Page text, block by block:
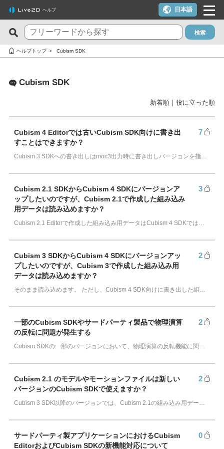
ヘルプ
新着のFAQ
サードパーティ製アプリケーションにおけるCubism Editorおよ
Cookie同意の設定内容を変更したい
alpha版のCubism Editorで作成したファイル(cmo3,can3,moc3)
は他のバージョンでも開けますか？
AIが使われたコンテンツでCubism EditorやCubism SDK、サン
プルモデルを使いたいのですが、問題ありますか？
RLM_DIAGNOSTICS.logの確認方法
役に立った質問TOP10
が表示される
ライセンスキー1つでPC複数台は利用できる？
トライアル版とフリー版の違いは？
解約したい（更新停止にしたい）
ライセンスを解除したい / 新しいPCに移行したい
検索
ヘルプトップ Cubism SDK
Cubism SDK
新着順 ｜役に立った順
Cubism 4 Editorでは古いCubism SDK向けに書き出
すことはできますか？
7
Cubism 3 SDKへの書き出しはmoc3出力時に書き出しバージョンを指定することで書き出しが可能です。 Cubism 2.1 SDKで読み込めるモデルフ…
Cubism 2.1 SDKからCubism 4 SDKにバージョンア
ップしたいのですが、Cubism 2.1で作成した組み込み
用データは読み込めますか？
3
Cubism 2.1 Editorで作成した組み込み用データはCubism 4 SDKでは読み込めません。 ご利用の際は一度Cubism 4 Editor上でC…
Cubism 3 SDKからCubism 4 SDKにバージョンアッ
プしたいのですが、Cubism 3で作成した組み込み用
データは読み込めますか？
2
そのまま読み込めます。 ただし、Cubism 4 SDK向けに書き出した組み込み用データはCubism 3 SDKで読み込むことはできません。…
一部のCubism SDKやサードパーティ製品で物理演算
の反転に問題が発生する
2
Cubism SDKの一部のバージョンにおいて、物理演算の反転機能に関する不具合がございますのでご注意ください。 不具合の詳細 物理演算の入力／出力設定で正転と…
Cubism 2.1 のモデルやモーションファイルは新しい
バージョンのCubism SDKで使えますか？
2
Cubism 3 SDK以降のバージョンでは、Cubism 2.1の組み込み用データ形式である.mocや.mtnなどをそのままの状態で使うことはできません。 …
サードパーティ製アプリケーションにおけるCubism
EditorおよびCubism SDKの新機能対応について
0
日本語